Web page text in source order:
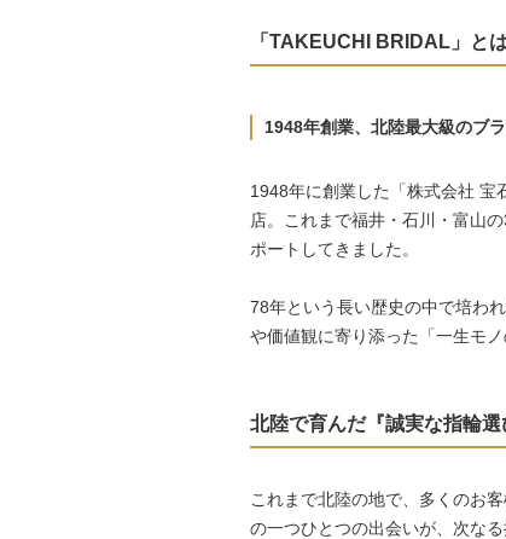
「TAKEUCHI BRIDAL」と
1948年創業、北陸最大級のブ
1948年に創業した「株式会社 宝
店。これまで福井・石川・富山
ポートしてきました。
78年という長い歴史の中で培わ
や価値観に寄り添った「一生モ
北陸で育んだ『誠実な指輪
これまで北陸の地で、多くのお
の一つひとつの出会いが、次な